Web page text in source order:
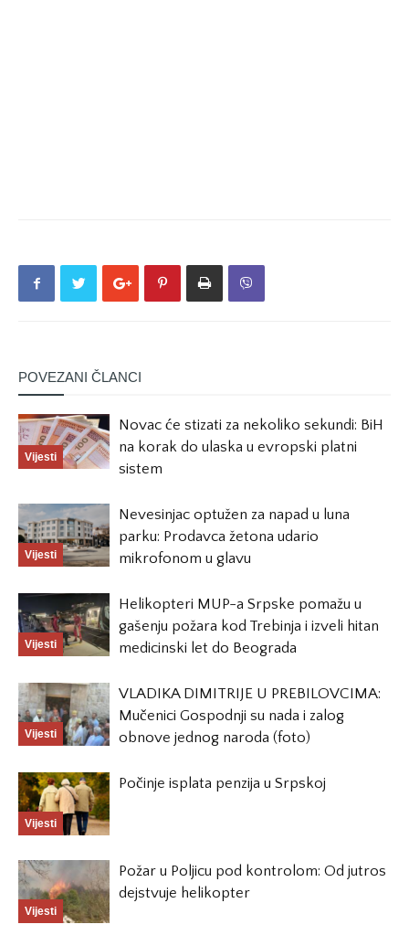
POVEZANI ČLANCI
Vijesti
Novac će stizati za nekoliko sekundi: BiH
na korak do ulaska u evropski platni
sistem
Vijesti
Nevesinjac optužen za napad u luna
parku: Prodavca žetona udario
mikrofonom u glavu
Vijesti
Helikopteri MUP-a Srpske pomažu u
gašenju požara kod Trebinja i izveli hitan
medicinski let do Beograda
Vijesti
VLADIKA DIMITRIJE U PREBILOVCIMA:
Mučenici Gospodnji su nada i zalog
obnove jednog naroda (foto)
Vijesti
Počinje isplata penzija u Srpskoj
Vijesti
Požar u Poljicu pod kontrolom: Od jutros
dejstvuje helikopter